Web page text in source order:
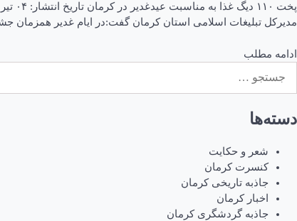
مدیرکل تبلیغات اسلامی استان کرمان گفت:در ایام غدیر همزمان
ادامه مطلب
برای:
دسته‌ها
شعر و حکایت
کنسرت کرمان
جاذبه تاریخی کرمان
اخبار کرمان
جاذبه گردشگری کرمان